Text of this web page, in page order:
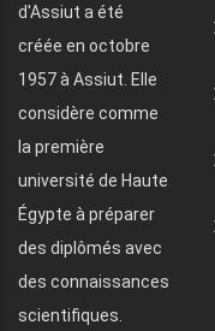
d'Assiut a été
créée en octobre
1957 à Assiut. Elle
considère comme
la première
université de Haute
Égypte à préparer
des diplômés avec
des connaissances
scientifiques.